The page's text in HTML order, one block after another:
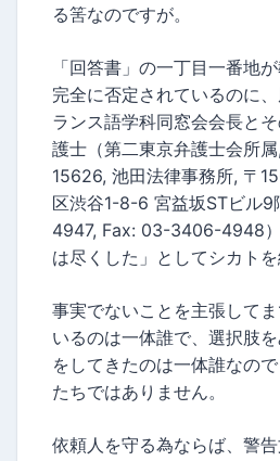
る筈なのですが。
「回答書」の一丁目一番地
完全に否定されているのに
ランス語学科同窓会会長と
護士（第二東京弁護士会所
15626, 池田法律事務所, 〒
区渋谷1-8-6 宮益坂STビル
4947, Fax: 03-3406-4948
は尽くした」としてシカトを
事実でないことを主張して
いるのは一体誰で、選択肢
をしてきたのは一体誰なの
たちではありません。
依頼人を守る為ならば、警